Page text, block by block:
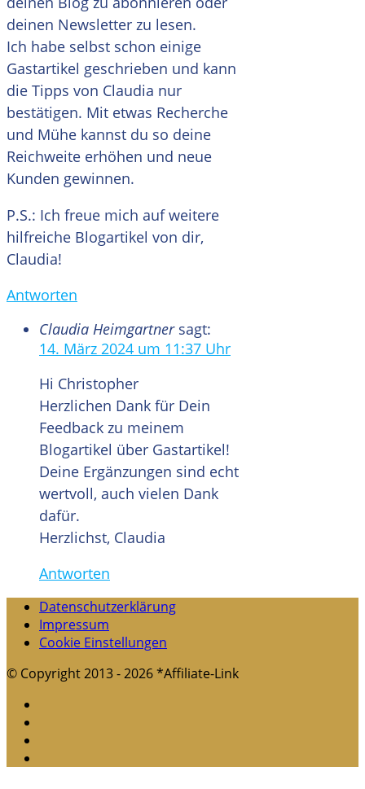
deinen Newsletter zu lesen.
Ich habe selbst schon einige
Gastartikel geschrieben und kann
die Tipps von Claudia nur
bestätigen. Mit etwas Recherche
und Mühe kannst du so deine
Reichweite erhöhen und neue
Kunden gewinnen.
P.S.: Ich freue mich auf weitere
hilfreiche Blogartikel von dir,
Claudia!
Antworten
Claudia Heimgartner sagt:
14. März 2024 um 11:37 Uhr
Hi Christopher
Herzlichen Dank für Dein
Feedback zu meinem
Blogartikel über Gastartikel!
Deine Ergänzungen sind echt
wertvoll, auch vielen Dank
dafür.
Herzlichst, Claudia
Antworten
Datenschutzerklärung
Impressum
Cookie Einstellungen
© Copyright 2013 - 2026 *Affiliate-Link